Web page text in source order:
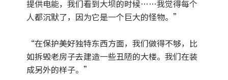
提供电能，我们看到大坝的时候……我觉得每个
人都沉默了，因为它是一个巨大的怪物。”
“在保护美好独特东西方面，我们做得不够，比
如拆毁老房子去建造一些丑陋的大楼。我们在装
成另外的样子。”